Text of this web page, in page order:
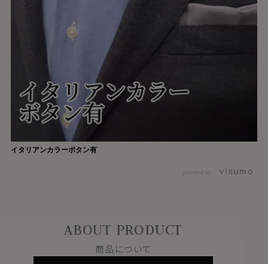
イタリアンカラーボタン有
powered by
ABOUT PRODUCT
商品について